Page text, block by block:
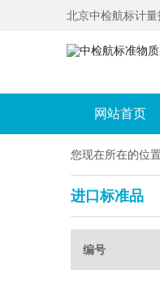
北京中检航标计量
网站首页
您现在所在的位
进口标准品
编号